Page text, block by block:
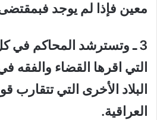
معين فإذا لم يوجد
3 ـ وتسترشد المحاكم في
التي اقرها القضاء والفقه
البلاد الأخرى التي تتقارب
العراقية.